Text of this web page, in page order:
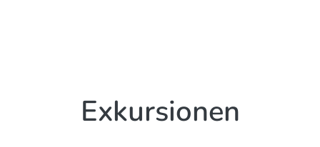
Exkursionen